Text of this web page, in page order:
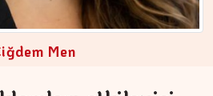
Men